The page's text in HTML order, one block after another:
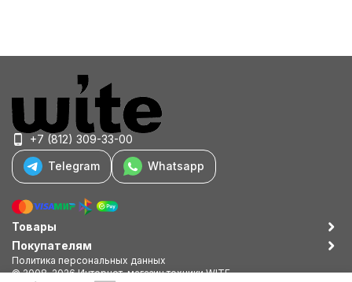
+7 (812) 309-33-00
Telegram
Whatsapp
Товары
Покупателям
Политика персональных данных
© 2008-2026 Интернет-магазин техники WITE